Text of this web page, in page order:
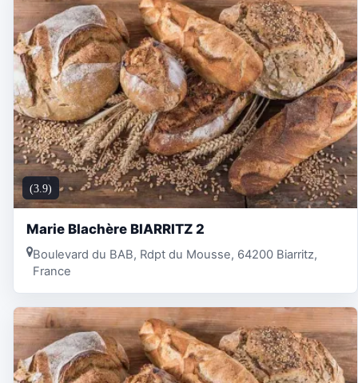
(3.9)
Marie Blachère BIARRITZ 2
Boulevard du BAB, Rdpt du Mousse, 64200 Biarritz,
France